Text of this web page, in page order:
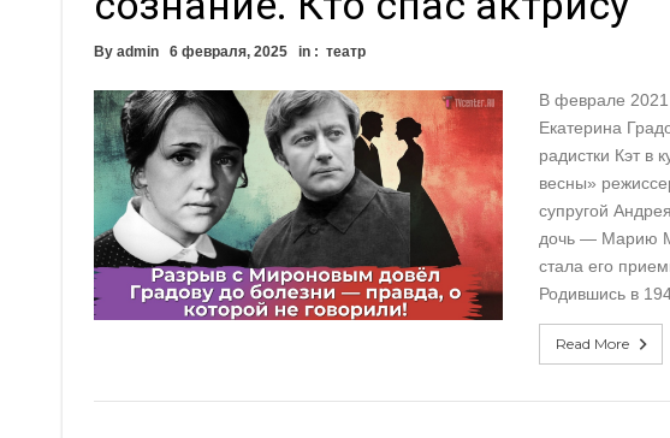
By admin 6 февраля, 2025 in : театр
В феврале 2021
Екатерина
радистки Кэт в
весны»
супругой
дочь — Марию
стала его
Родившись в
Read More